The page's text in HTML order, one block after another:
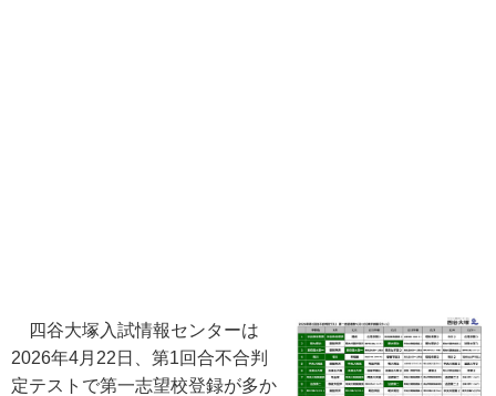
四谷大塚入試情報センターは
2026年4月22日、第1回合不合判
定テストで第一志望校登録が多か